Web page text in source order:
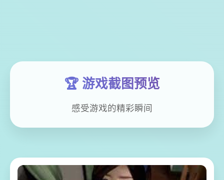
🏆 游戏截图预览
感受游戏的精彩瞬间